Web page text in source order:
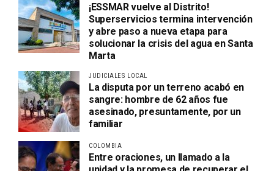
¡ESSMAR vuelve al Distrito!
Superservicios termina intervención
y abre paso a nueva etapa para
solucionar la crisis del agua en Santa
Marta
JUDICIALES LOCAL
La disputa por un terreno acabó en
sangre: hombre de 62 años fue
asesinado, presuntamente, por un
familiar
COLOMBIA
Entre oraciones, un llamado a la